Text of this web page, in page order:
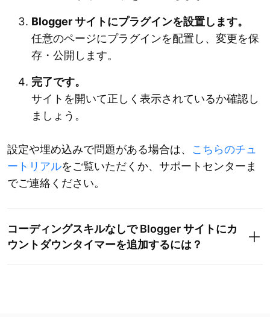
Blogger サイトにプラグインを設置します。
任意のページにプラグインを配置し、変更を保
存・公開します。
完了です。
サイトを開いて正しく表示されているか確認し
ましょう。
設定や埋め込みで問題がある場合は、 こちらのチュ
ートリアルをご覧いただくか、サポートセンターま
でご連絡ください。
コーディングスキルなしで Blogger サイトにカ
ウントダウンタイマーを追加するには？